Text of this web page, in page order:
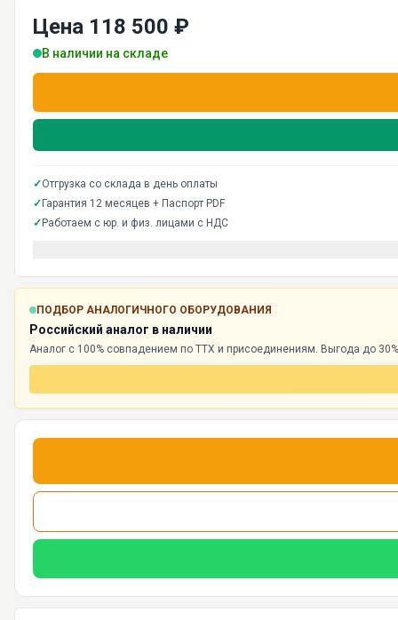
Цена 118 500 ₽
В наличии на складе
✓Отгрузка со склада в день оплаты
✓ Гарантия 12 месяцев + Паспорт PDF
✓ Работаем с юр. и физ. лицами с НДС
ПОДБОР АНАЛОГИЧНОГО ОБОРУДОВАНИЯ
Российский аналог в наличии
Аналог с 100% совпадением по ТТХ и присоединениям. Выгода до